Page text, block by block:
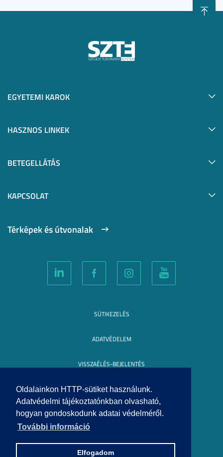
Oldalainkon HTTP-sütiket használunk.
Adatvédelmi tájékoztatónkban olvasható,
hogyan gondoskodunk adatai védelméről.
További információ
Elfogadom
EGYETEMI KAROK
HASZNOS LINKEK
BETEGELLÁTÁS
KAPCSOLAT
Térképek és útvonalak
SÜTIKEZELÉS
ADATVÉDELEM
VISSZAÉLÉS-BEJELENTÉS
KÖZÉRDEKŰ ADATOK
IMPRESSZUM